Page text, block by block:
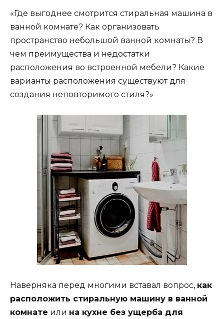
«Где выгоднее смотрится стиральная машина в
ванной комнате? Как организовать
пространство небольшой ванной комнаты? В
чем преимущества и недостатки
расположения во встроенной мебели? Какие
варианты расположения существуют для
создания неповторимого стиля?»
Наверняка перед многими вставал вопрос, как
расположить стиральную машину в ванной
комнате или на кухне без ущерба для